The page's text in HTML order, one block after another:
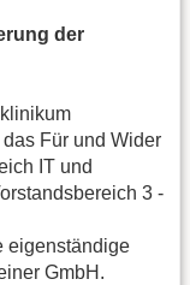
der
Für und Wider
IT und
3 -
eigenständige
GmbH.